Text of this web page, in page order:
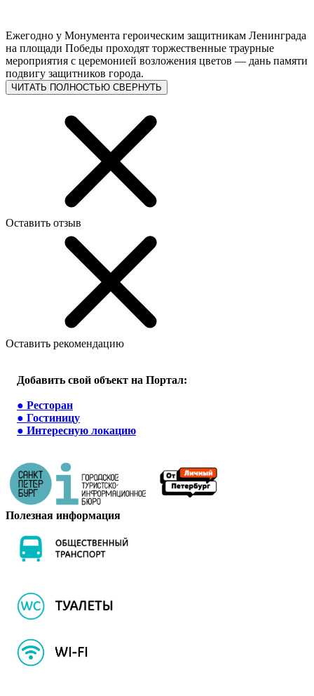
Ежегодно у Монумента героическим защитникам Ленинграда
на площади Победы проходят торжественные траурные
мероприятия с церемонией возложения цветов — дань памяти
подвигу защитников города.
ЧИТАТЬ ПОЛНОСТЬЮ СВЕРНУТЬ
Оставить отзыв
Оставить рекомендацию
Добавить свой объект на Портал:
● Ресторан
● Гостиницу
● Интересную локацию
Полезная информация